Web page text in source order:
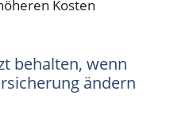
Kosten
behalten, wenn
ändern